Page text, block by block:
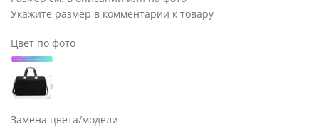
Укажите размер в комментарии к товару
Цвет по фото
Замена цвета/модели